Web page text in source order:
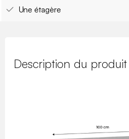
Une étagère
Description du produit